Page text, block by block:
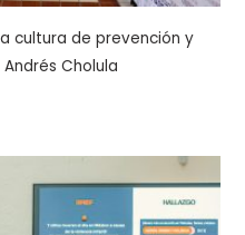
cultura de prevención y
Cholula